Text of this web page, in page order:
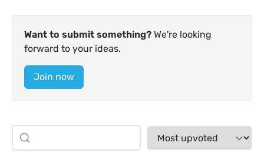
Want to submit something? We're looking
forward to your ideas.
Join now